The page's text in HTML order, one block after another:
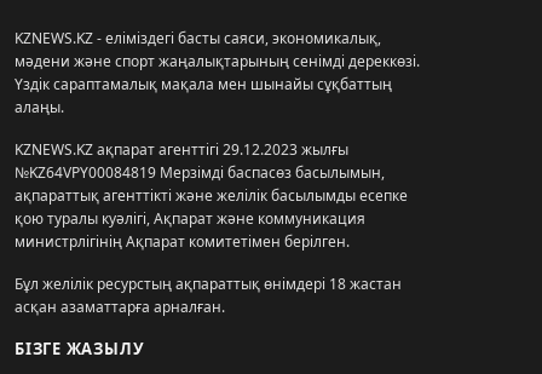
KZNEWS.KZ - еліміздегі басты саяси, экономикалық,
мәдени және спорт жаңалықтарының сенімді дереккөзі.
Үздік сараптамалық мақала мен шынайы сұқбаттың
алаңы.
KZNEWS.KZ ақпарат агенттігі 29.12.2023 жылғы
№KZ64VPY00084819 Мерзімді баспасөз басылымын,
ақпараттық агенттікті және желілік басылымды есепке
қою туралы куәлігі, Ақпарат және коммуникация
министрлігінің Ақпарат комитетімен берілген.
Бұл желілік ресурстың ақпараттық өнімдері 18 жастан
асқан азаматтарға арналған.
БІЗГЕ ЖАЗЫЛУ